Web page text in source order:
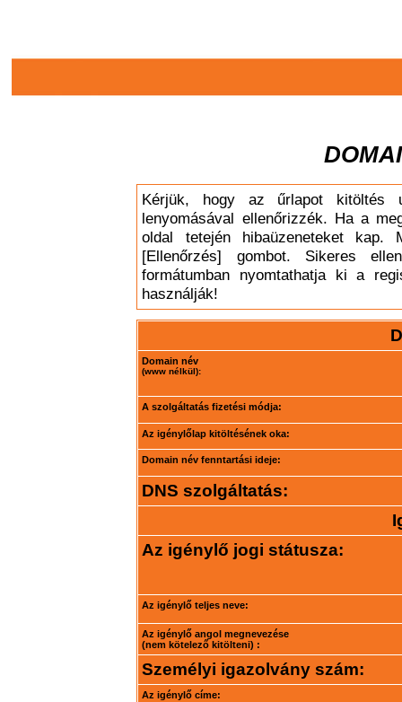
Kérjük, hogy az űrlapot kitöltés
lenyomásával ellenőrizzék. Ha a
oldal tetején hibaüzeneteket
[Ellenőrzés] gombot. Sikeres
formátumban nyomtathatja ki a
használják!
Domain név
(www nélkül):
A szolgáltatás fizetési módja:
Az igénylőlap kitöltésének oka:
Domain név fenntartási ideje:
DNS szolgáltatás:
Az igénylő jogi státusza:
Az igénylő teljes neve:
Az igénylő angol megnevezése
(nem kötelező kitölteni) :
Személyi igazolvány szám:
Az igénylő címe: